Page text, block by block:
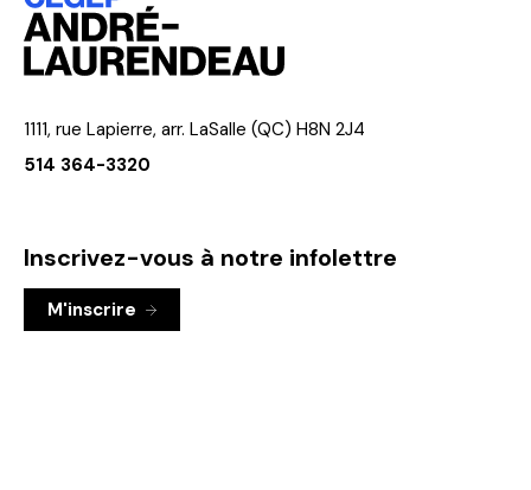
1111, rue Lapierre, arr. LaSalle (QC) H8N 2J4
514 364-3320
Inscrivez-vous à notre infolettre
M'inscrire